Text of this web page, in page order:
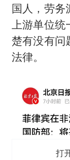
国人，劳务
上游单位统
楚有没有问
法律。
打